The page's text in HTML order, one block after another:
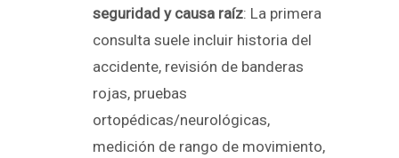
seguridad y causa raíz: La primera
consulta suele incluir historia del
accidente, revisión de banderas
rojas, pruebas
ortopédicas/neurológicas,
medición de rango de movimiento,